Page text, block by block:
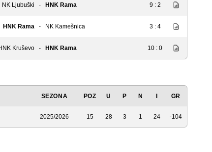
NK Ljubuški - HNK Rama 9 : 2
HNK Rama - NK Kamešnica 3 : 4
Kruševo - HNK Rama 10 : 0
SEZONA POZ U P N GR
2025/2026 15 28 3 1 24 -104